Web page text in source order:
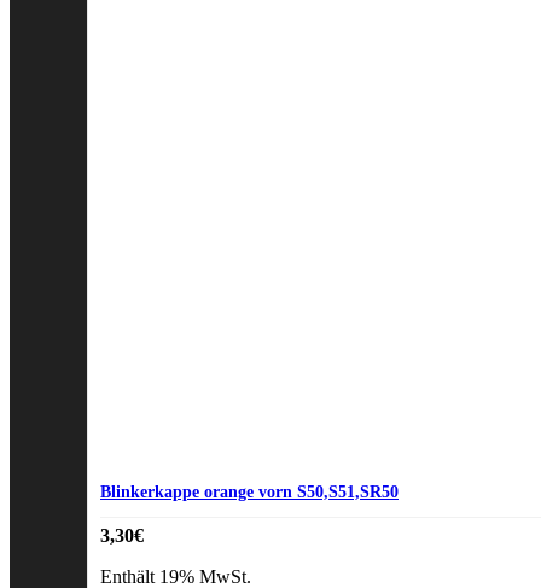
Blinkerkappe orange vorn S50,S51,SR50
3,30€
Enthält 19% MwSt.